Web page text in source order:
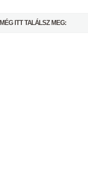
MÉG ITT TALÁLSZ MEG: